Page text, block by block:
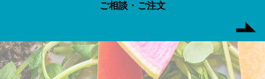
ご相談・ご注文